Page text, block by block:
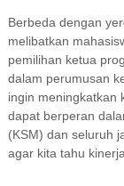
Berbeda dengan
melibatkan
pemilihan ketua
dalam perumusan
ingin meningkatkan
dapat berperan
(KSM) dan seluruh
agar kita tahu